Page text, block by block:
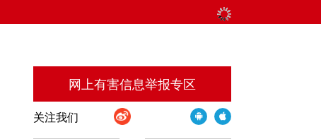
网上有害信息举报专区
关注我们